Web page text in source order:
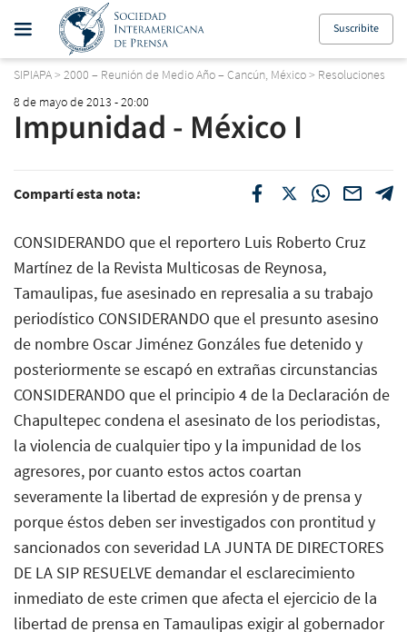
Suscribite
SIPIAPA> 2000 – Reunión de Medio Año – Cancún, México> Resoluciones
8 de mayo de 2013 - 20:00
Impunidad - México I
Compartí esta nota:
CONSIDERANDO que el reportero Luis Roberto Cruz
Martínez de la Revista Multicosas de Reynosa,
Tamaulipas, fue asesinado en represalia a su trabajo
periodístico CONSIDERANDO que el presunto asesino
de nombre Oscar Jiménez Gonzáles fue detenido y
posteriormente se escapó en extrañas circunstancias
CONSIDERANDO que el principio 4 de la Declaración de
Chapultepec condena el asesinato de los periodistas,
la violencia de cualquier tipo y la impunidad de los
agresores, por cuanto estos actos coartan
severamente la libertad de expresión y de prensa y
porque éstos deben ser investigados con prontitud y
sancionados con severidad LA JUNTA DE DIRECTORES
DE LA SIP RESUELVE demandar el esclarecimiento
inmediato de este crimen que afecta el ejercicio de la
libertad de prensa en Tamaulipas exigir al gobernador